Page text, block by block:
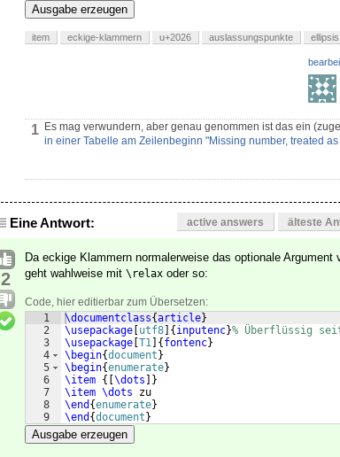
Ausgabe erzeugen
item eckige-klammern u+2026 auslassungspunkte ellipsis
1 Es mag verwundern, aber genau genommen ist das ein
in einer Tabelle am Zeilenbeginn "Missing number, treated
Eine Antwort: active answers älteste
2
Da eckige Klammern normalerweise das optionale Argument
geht wahlweise mit \relax oder so:
Code, hier editierbar zum Übersetzen:
1
2
3
4
5
6
7
8
9
\documentclass{article}
\usepackage utf8 { inputenc}% Überflüssig
\usepackage T1 { fontenc}
\begin{document }
\begin{enumerate}
\item {[ \dots ]}
\item \dots zu
\end {enumerate}
\end {document }
Ausgabe erzeugen